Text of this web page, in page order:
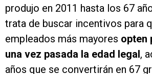
produjo en 2011 hasta los 67
trata de buscar incentivos para
empleados más mayores opten
una vez pasada la edad legal,
años que se convertirán en 67